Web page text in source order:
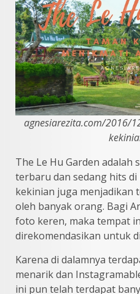
agnesiarezita.com/2016/
The Le Hu Garden adalah
terbaru dan sedang hits
kekinian juga menjadikan
oleh banyak orang. Bagi
foto keren, maka tempat
direkomendasikan untuk
Karena di dalamnya
menarik dan
ini pun telah terdapat